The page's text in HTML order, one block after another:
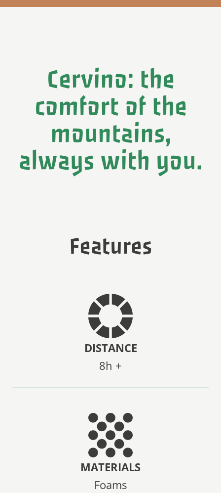
Cervino: the
comfort of the
mountains,
always with you.
Features
DISTANCE
8h +
MATERIALS
Foams